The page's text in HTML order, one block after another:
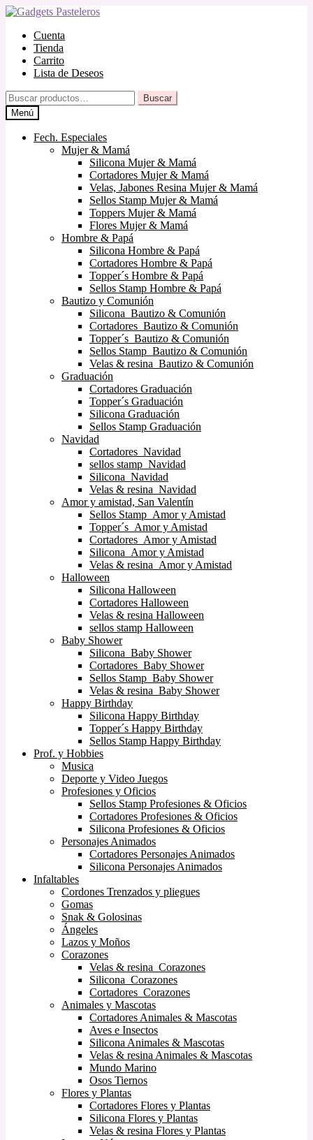
Ir
navegación
Ir
contenidoCuenta
Tienda
Carrito
Lista de Deseos
Buscar
por:
Buscar
Menú
Fech. Especiales
Mujer & Mamá
Silicona Mujer & Mamá
Cortadores Mujer & Mamá
Velas, Jabones Resina Mujer & Mamá
Sellos Stamp Mujer & Mamá
Toppers Mujer & Mamá
Flores Mujer & Mamá
Hombre & Papá
Silicona Hombre & Papá
Cortadores Hombre & Papá
Topper´s Hombre & Papá
Sellos Stamp Hombre & Papá
Bautizo y Comunión
Silicona Bautizo & Comunión
Cortadores Bautizo & Comunión
Topper´s Bautizo & Comunión
Sellos Stamp Bautizo & Comunión
Velas & resina Bautizo & Comunión
Graduación
Cortadores Graduación
Topper´s Graduación
Silicona Graduación
Sellos Stamp Graduación
Navidad
Cortadores Navidad
sellos stamp Navidad
Silicona Navidad
Velas & resina Navidad
Amor y amistad, San Valentín
Sellos Stamp Amor y Amistad
Topper´s Amor y Amistad
Cortadores Amor y Amistad
Silicona Amor y Amistad
Velas & resina Amor y Amistad
Halloween
Silicona Halloween
Cortadores Halloween
Velas & resina Halloween
sellos stamp Halloween
Baby Shower
Silicona Baby Shower
Cortadores Baby Shower
Sellos Stamp Baby Shower
Velas & resina Baby Shower
Happy Birthday
Silicona Happy Birthday
Topper´s Happy Birthday
Sellos Stamp Happy Birthday
Prof. y Hobbies
Musica
Deporte y Video Juegos
Profesiones y Oficios
Sellos Stamp Profesiones & Oficios
Cortadores Profesiones & Oficios
Silicona Profesiones & Oficios
Personajes Animados
Cortadores Personajes Animados
Silicona Personajes Animados
Infaltables
Cordones Trenzados y pliegues
Gomas
Snak & Golosinas
Ángeles
Lazos y Moños
Corazones
Velas & resina Corazones
Silicona Corazones
Cortadores Corazones
Animales y Mascotas
Cortadores Animales & Mascotas
Aves e Insectos
Silicona Animales & Mascotas
Velas & resina Animales & Mascotas
Mundo Marino
Osos Tiernos
Flores y Plantas
Cortadores Flores y Plantas
Silicona Flores y Plantas
Velas & resina Flores y Plantas